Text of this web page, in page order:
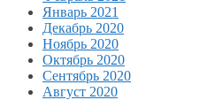
Январь 2021
Декабрь 2020
Ноябрь 2020
Октябрь 2020
Сентябрь 2020
Август 2020